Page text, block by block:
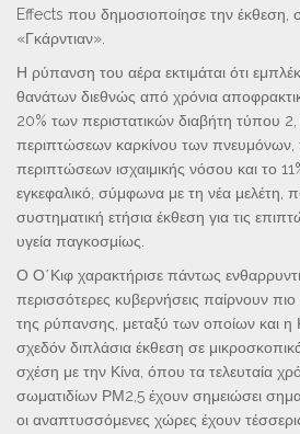
Effects που δημοσιοποίησε την έκθεση,
«Γκάρντιαν».
Η ρύπανση του αέρα εκτιμάται ότι
θανάτων διεθνώς από χρόνια
20% των περιστατικών διαβήτη τύπου
περιπτώσεων καρκίνου των πνευμόνων,
περιπτώσεων ισχαιμικής νόσου και το
εγκεφαλικό, σύμφωνα με τη νέα μελέτη,
συστηματική ετήσια έκθεση για τις
υγεία παγκοσμίως.
Ο Ο΄Κιφ χαρακτήρισε πάντως
περισσότερες κυβερνήσεις παίρνουν
της ρύπανσης, μεταξύ των οποίων και η
σχεδόν διπλάσια έκθεση σε
σχέση με την Κίνα, όπου τα τελευταία
σωματιδίων ΡΜ2,5 έχουν σημειώσει
οι αναπτυσσόμενες χώρες έχουν